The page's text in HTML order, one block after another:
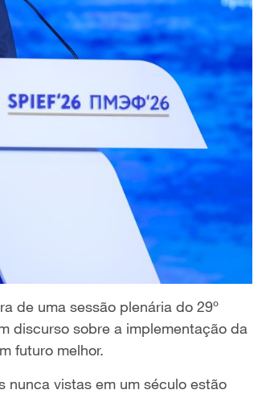
de uma sessão plenária do 29º
discurso sobre a implementação da
futuro melhor.
nunca vistas em um século estão